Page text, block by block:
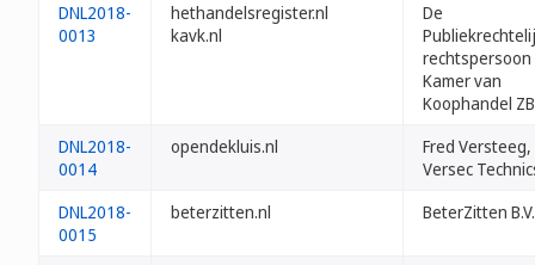
DNL2018-
0013
hethandelsregister.nl
kavk.nl
De
rechtspersoon
Kamer van
Koophandel
DNL2018-
0014
opendekluis.nl
Fred Versteeg,
Versec
DNL2018-
0015
beterzitten.nl BeterZitten B.V.